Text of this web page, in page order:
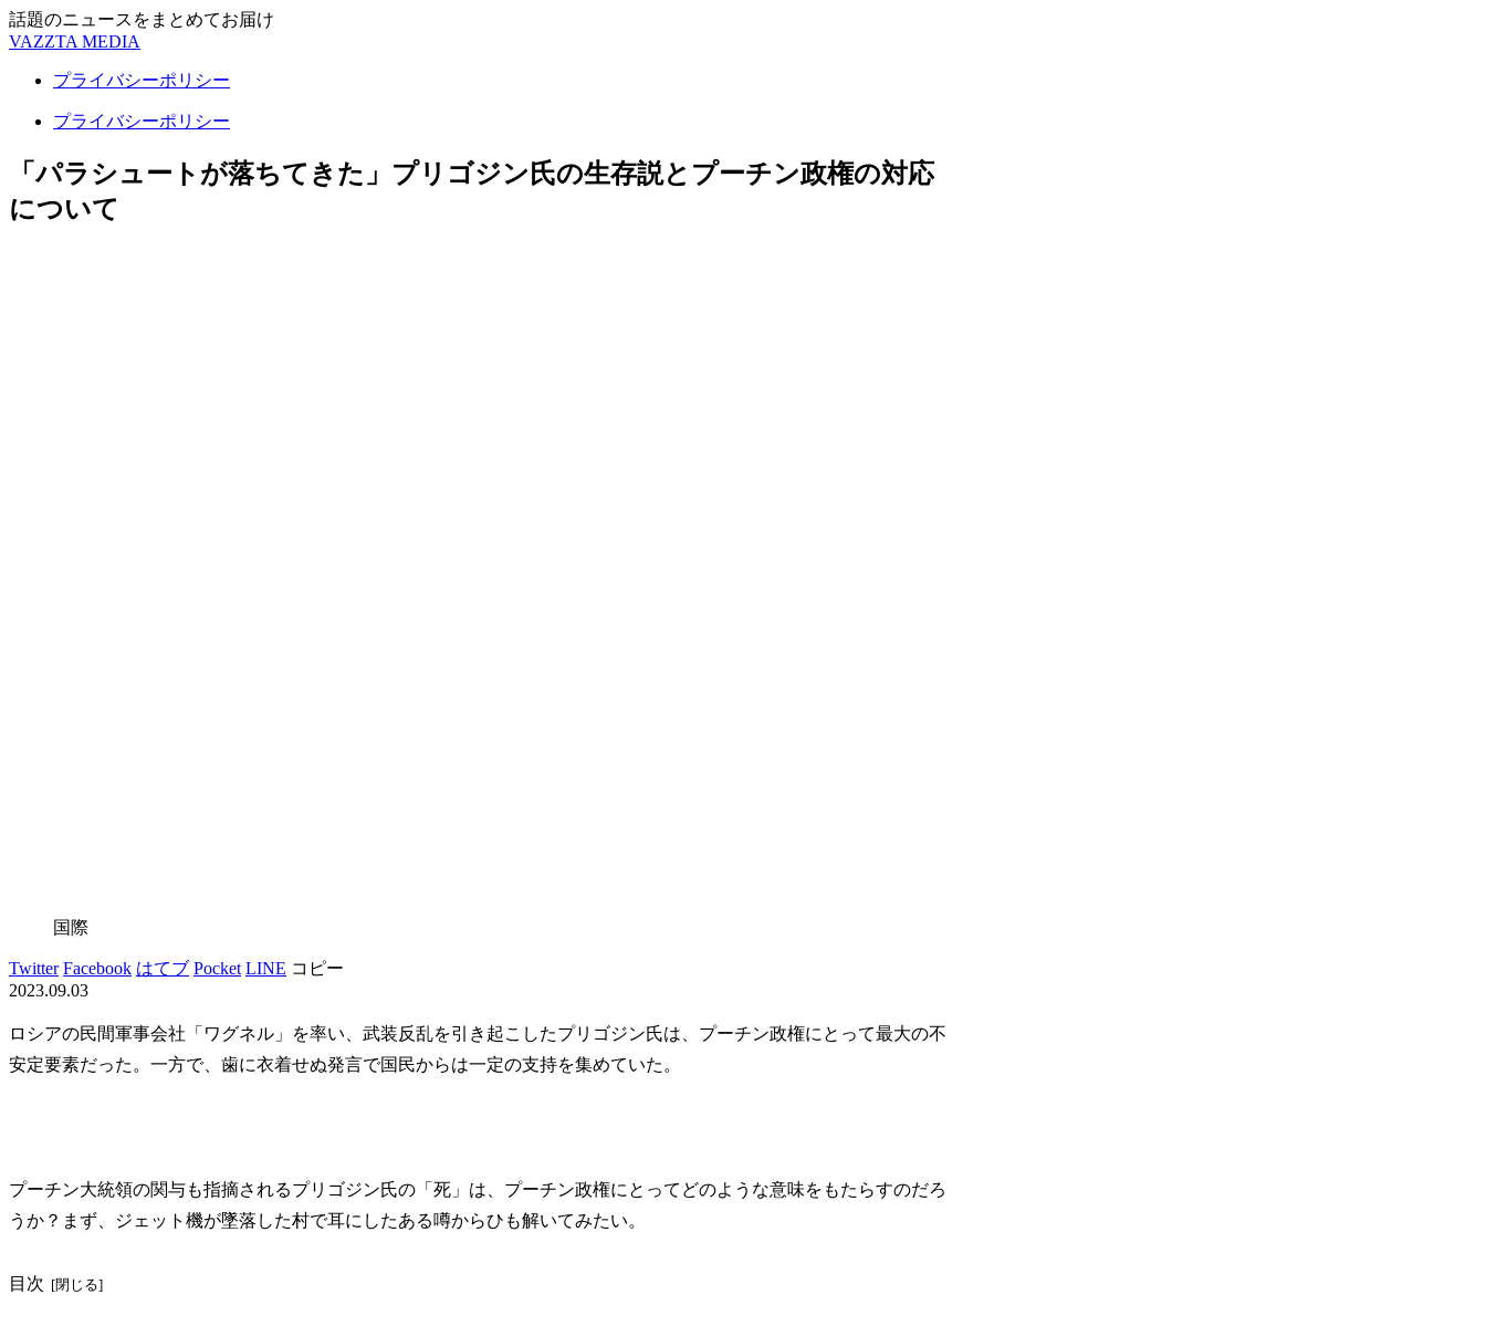
話題のニュースをまとめてお届け
VAZZTA MEDIA
プライバシーポリシー
プライバシーポリシー
「パラシュートが落ちてきた」プリゴジン氏の生存説とプーチン政権の対応
について
国際
Twitter Facebook はてブ Pocket LINE コピー
2023.09.03
ロシアの民間軍事会社「ワグネル」を率い、武装反乱を引き起こしたプリゴジン氏は、プーチン政権にとって最大の不
安定要素だった。一方で、歯に衣着せぬ発言で国民からは一定の支持を集めていた。
プーチン大統領の関与も指摘されるプリゴジン氏の「死」は、プーチン政権にとってどのような意味をもたらすのだろ
うか？まず、ジェット機が墜落した村で耳にしたある噂からひも解いてみたい。
目次